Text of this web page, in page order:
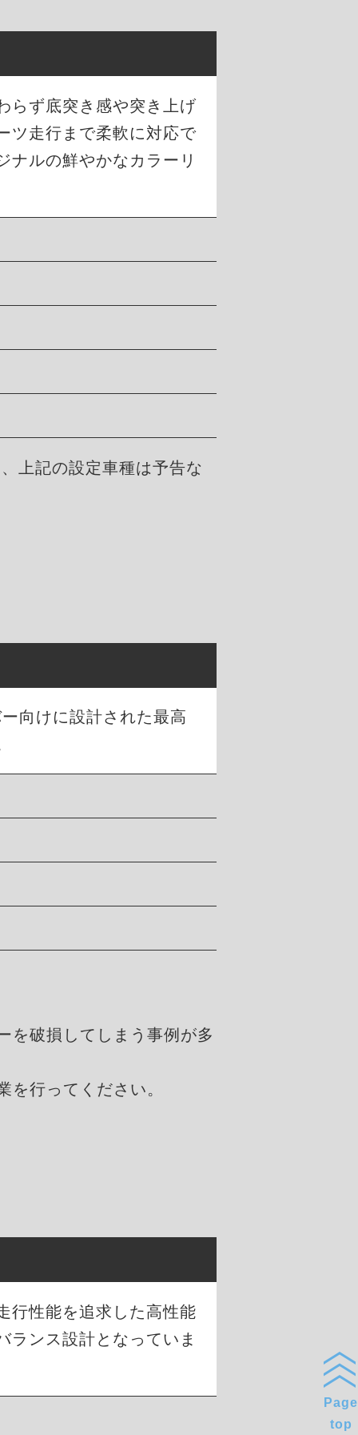
らず底突き感や突き上げ
ツ走行まで柔軟に対応で
ナルの鮮やかなカラーリ
上記の設定車種は予告な
向けに設計された最高
を破損してしまう事例が多
行ってください。
行性能を追求した高性能
ランス設計となっていま
Page
top